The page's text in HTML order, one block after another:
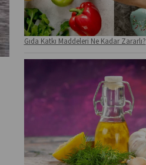
Gıda Katkı Maddeleri Ne Kadar Zararlı?